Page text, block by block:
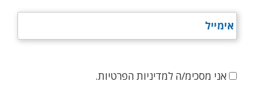
אני מסכימ/ה למדיניות הפרטיות.